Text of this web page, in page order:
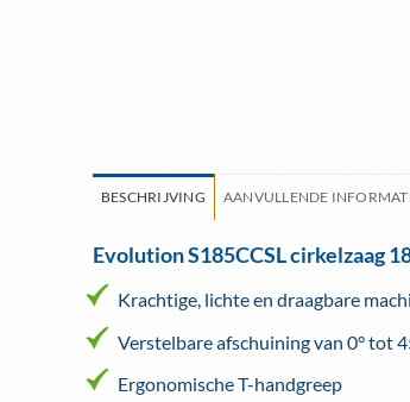
BESCHRIJVING AANVULLENDE
Evolution S185CCSL cirkelzaag
Krachtige, lichte en draagbare
Verstelbare afschuining van 0° tot
Ergonomische T-handgreep